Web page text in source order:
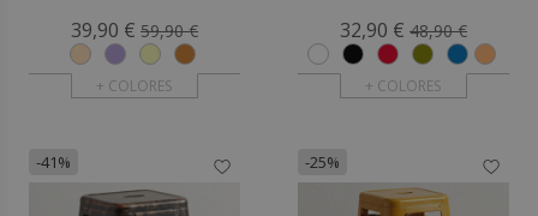
39,90 € 59,90 €
+ COLORES
32,90 € 48,90 €
+ COLORES
-41% -25%